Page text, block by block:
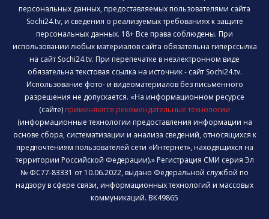
персональных данных, предоставляемых пользователями сайта
Sochi24.tv, и сведения о реализуемых требованиях к защите
персональных данных. 18+ Все права соблюдены. При
использовании любых материалов сайта обязательна гиперссылка
на сайт Sochi24.tv. При перепечатке в неэлектронном виде
обязательна текстовая ссылка на источник - сайт Sochi24.tv.
Использование фото- и видеоматериалов без письменного
разрешения не допускается. «На информационном ресурсе
(сайте) применяются рекомендательные технологии
(информационные технологии предоставления информации на
основе сбора, систематизации и анализа сведений, относящихся к
предпочтениям пользователей сети «Интернет», находящихся на
территории Российской Федерации).» Регистрация СМИ серия Эл
№ ФС77-83331 от 10.06.2022, выдано Федеральной службой по
надзору в сфере связи, информационных технологий и массовых
коммуникаций. ВК49865